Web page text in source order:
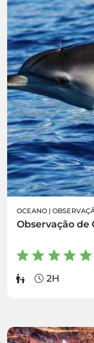
OCEANO |
Observação de
2H